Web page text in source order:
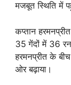
मजबूत स्थिति में
कप्तान
35 गेंदों में 36
हरमनप्रीत के
ओर बढ़ाया।